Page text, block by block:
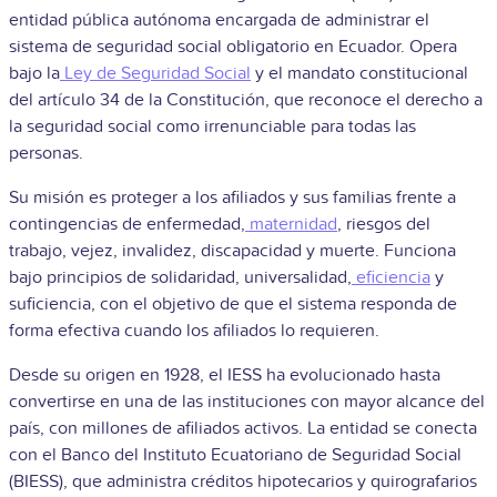
entidad pública autónoma encargada de administrar el
sistema de seguridad social obligatorio en Ecuador. Opera
bajo la Ley de Seguridad Social y el mandato constitucional
del artículo 34 de la Constitución, que reconoce el derecho a
la seguridad social como irrenunciable para todas las
personas.
Su misión es proteger a los afiliados y sus familias frente a
contingencias de enfermedad, maternidad, riesgos del
trabajo, vejez, invalidez, discapacidad y muerte. Funciona
bajo principios de solidaridad, universalidad, eficiencia y
suficiencia, con el objetivo de que el sistema responda de
forma efectiva cuando los afiliados lo requieren.
Desde su origen en 1928, el IESS ha evolucionado hasta
convertirse en una de las instituciones con mayor alcance del
país, con millones de afiliados activos. La entidad se conecta
con el Banco del Instituto Ecuatoriano de Seguridad Social
(BIESS), que administra créditos hipotecarios y quirografarios